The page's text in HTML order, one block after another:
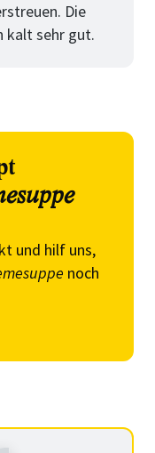
Die
kalt sehr gut.
und hilf uns,
noch